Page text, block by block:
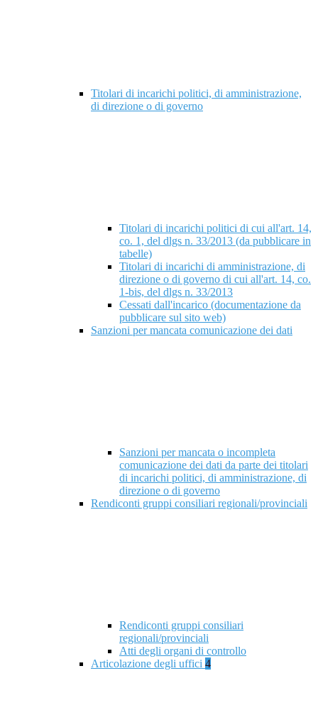
Titolari di incarichi politici, di amministrazione,
di direzione o di governo
Titolari di incarichi politici di cui all'art. 14,
co. 1, del dlgs n. 33/2013 (da pubblicare in
tabelle)
Titolari di incarichi di amministrazione, di
direzione o di governo di cui all'art. 14, co.
1-bis, del dlgs n. 33/2013
Cessati dall'incarico (documentazione da
pubblicare sul sito web)
Sanzioni per mancata comunicazione dei dati
Sanzioni per mancata o incompleta
comunicazione dei dati da parte dei titolari
di incarichi politici, di amministrazione, di
direzione o di governo
Rendiconti gruppi consiliari regionali/provinciali
Rendiconti gruppi consiliari
regionali/provinciali
Atti degli organi di controllo
Articolazione degli uffici 4